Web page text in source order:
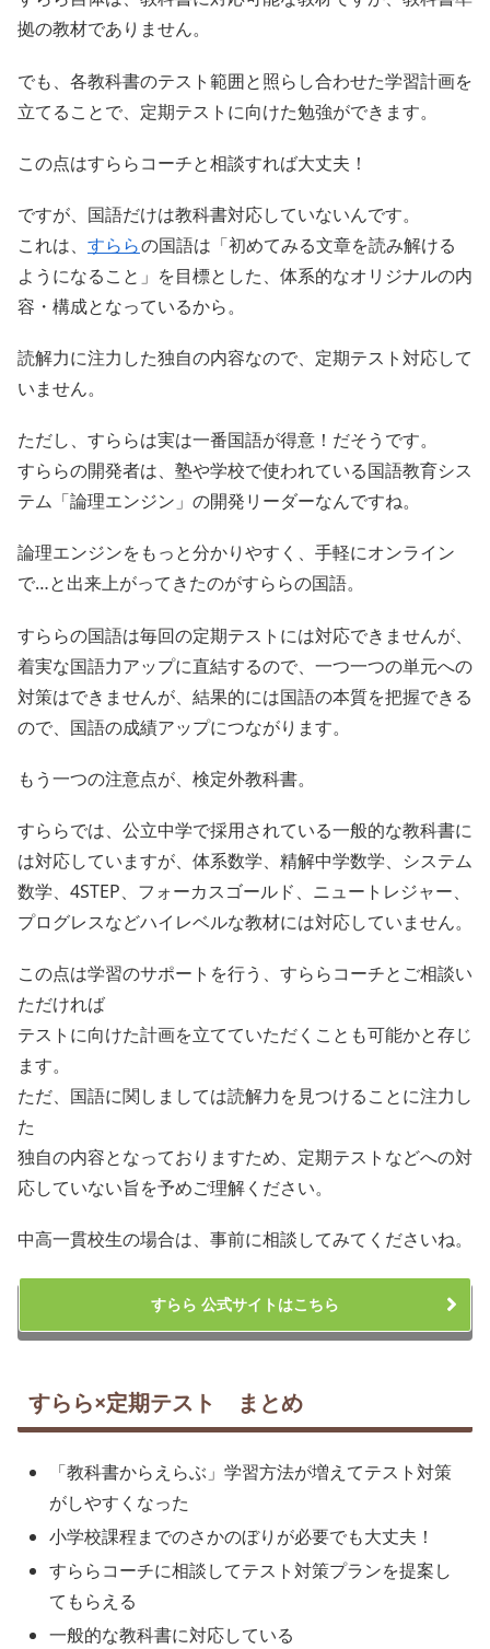
拠の教材でありません。
でも、各教科書のテスト範囲と照らし合わせた学習計画を
立てることで、定期テストに向けた勉強ができます。
この点はすららコーチと相談すれば大丈夫！
ですが、国語だけは教科書対応していないんです。
これは、 すららの国語は「初めてみる文章を読み解ける
ようになること」を目標とした、体系的なオリジナルの内
容・構成となっているから。
読解力に注力した独自の内容なので、定期テスト対応して
いません。
ただし、すららは実は一番国語が得意！だそうです。
すららの開発者は、塾や学校で使われている国語教育シス
テム「論理エンジン」の開発リーダーなんですね。
論理エンジンをもっと分かりやすく、手軽にオンライン
で…と出来上がってきたのがすららの国語。
すららの国語は毎回の定期テストには対応できませんが、
着実な国語力アップに直結するので、一つ一つの単元への
対策はできませんが、結果的には国語の本質を把握できる
ので、国語の成績アップにつながります。
もう一つの注意点が、検定外教科書。
すららでは、公立中学で採用されている一般的な教科書に
は対応していますが、体系数学、精解中学数学、システム
数学、4STEP、フォーカスゴールド、ニュートレジャー、
プログレスなどハイレベルな教材には対応していません。
この点は学習のサポートを行う、すららコーチとご相談い
ただければ
テストに向けた計画を立てていただくことも可能かと存じ
ます。
ただ、国語に関しましては読解力を見つけることに注力し
た
独自の内容となっておりますため、定期テストなどへの対
応していない旨を予めご理解ください。
中高一貫校生の場合は、事前に相談してみてくださいね。
すらら 公式サイトはこちら
すらら×定期テスト まとめ
「教科書からえらぶ」学習方法が増えてテスト対策
がしやすくなった
小学校課程までのさかのぼりが必要でも大丈夫！
すららコーチに相談してテスト対策プランを提案し
てもらえる
一般的な教科書に対応している